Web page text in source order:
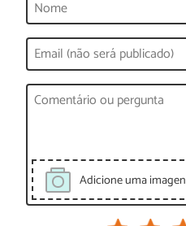
Adicione uma imagen